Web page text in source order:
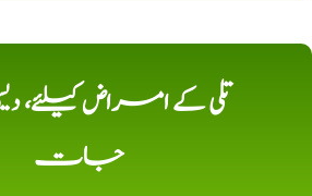
تلی کے امراض کیلئے،
جات